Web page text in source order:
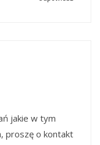
jakie w tym
proszę o kontakt